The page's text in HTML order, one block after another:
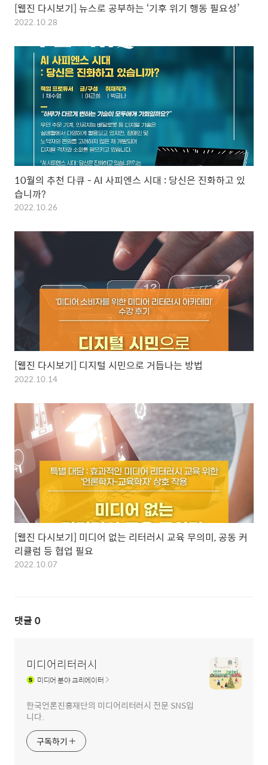
[웹진 다시보기] 뉴스로 공부하는 ‘기후 위기 행동 필요성’
2022.10.28
10월의 추천 다큐 - AI 사피엔스 시대 : 당신은 진화하고 있
습니까?
2022.10.26
[웹진 다시보기] 디지털 시민으로 거듭나는 방법
2022.10.14
[웹진 다시보기] 미디어 없는 리터러시 교육 무의미, 공동 커
리큘럼 등 협업 필요
2022.10.07
댓글 0
미디어리터러시
미디어분야 크리에이터
한국언론진흥재단의 미디어리터러시 전문 SNS입
니다.
구독하기